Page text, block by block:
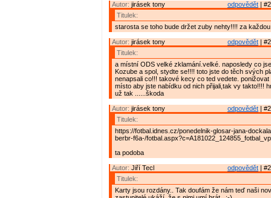
odpovědět |
Autor: jirásek tony
Titulek:
starosta se toho bude držet zuby nehty!!!! za
odpovědět |
Autor: jirásek tony
Titulek:
a místní ODS velké zklamání.velké. naposledy co
Kozube a spol, stydte se!!!! toto jste do těch svých
nenapsali co!!! takové kecy co ted vedete.
místo aby jste nabídku od nich přijali,tak vy takto!!!!
už tak ......škoda
odpovědět |
Autor: jirásek tony
Titulek:
https://fotbal.idnes.cz/ponedelnik-glosar-jana-
berbr-f6a-/
ta podoba
odpovědět |
Autor: Jiří Tecl
Titulek:
Karty jsou rozdány.. Tak doufám že nám teď naši